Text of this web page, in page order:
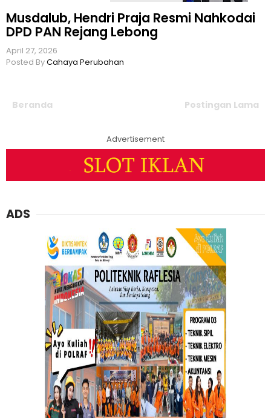
Musdalub, Hendri Praja Resmi Nahkodai
DPD PAN Rejang Lebong
April 27, 2026
Posted ByCahaya Perubahan
Postingan Lama
Beranda
Advertisement
ADS